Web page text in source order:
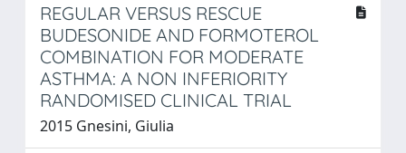
REGULAR VERSUS RESCUE
BUDESONIDE AND FORMOTEROL
COMBINATION FOR MODERATE
ASTHMA: A NON INFERIORITY
RANDOMISED CLINICAL TRIAL
2015 Gnesini, Giulia